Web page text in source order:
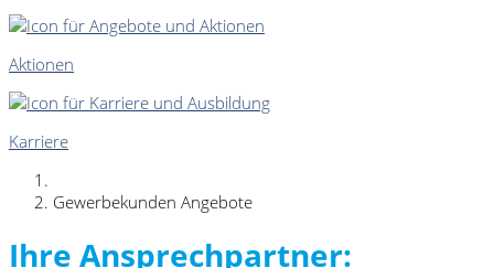
Aktionen
Karriere
Gewerbekunden Angebote
Ihre Ansprechpartner: